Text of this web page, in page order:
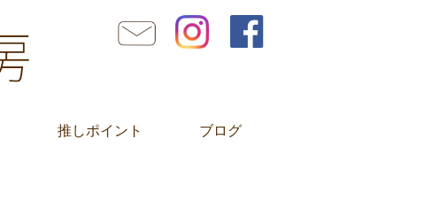
推しポイント ブログ